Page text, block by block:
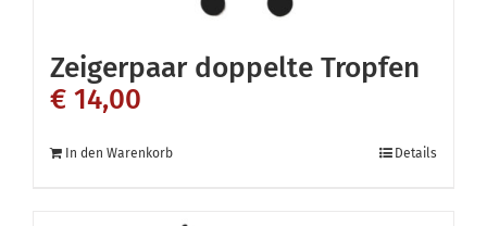
Zeigerpaar doppelte Tropfen
€ 14,00
In den Warenkorb Details